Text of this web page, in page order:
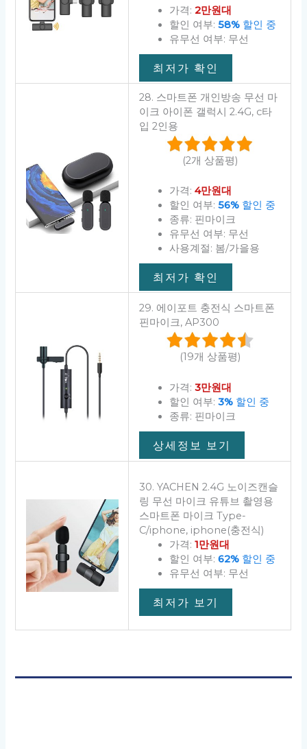
가격: 2만원대
할인 여부: 58%할인 중
유무선 여부: 무선
최저가 확인
28. 스마트폰 개인방송 무선 마
이크 아이폰 갤럭시 2.4G, c타
입 2인용
(2개 상품평)
가격: 4만원대
할인 여부: 56%할인 중
종류: 핀마이크
유무선 여부: 무선
사용계절: 봄/가을용
최저가 확인
29. 에이포트 충전식 스마트폰
핀마이크, AP300
(19개 상품평)
가격: 3만원대
할인 여부: 3%할인 중
종류: 핀마이크
상세정보 보기
30. YACHEN 2.4G 노이즈캔슬
링 무선 마이크 유튜브 촬영용
스마트폰 마이크 Type-
C/iphone, iphone(충전식)
가격: 1만원대
할인 여부: 62%할인 중
유무선 여부: 무선
최저가 보기